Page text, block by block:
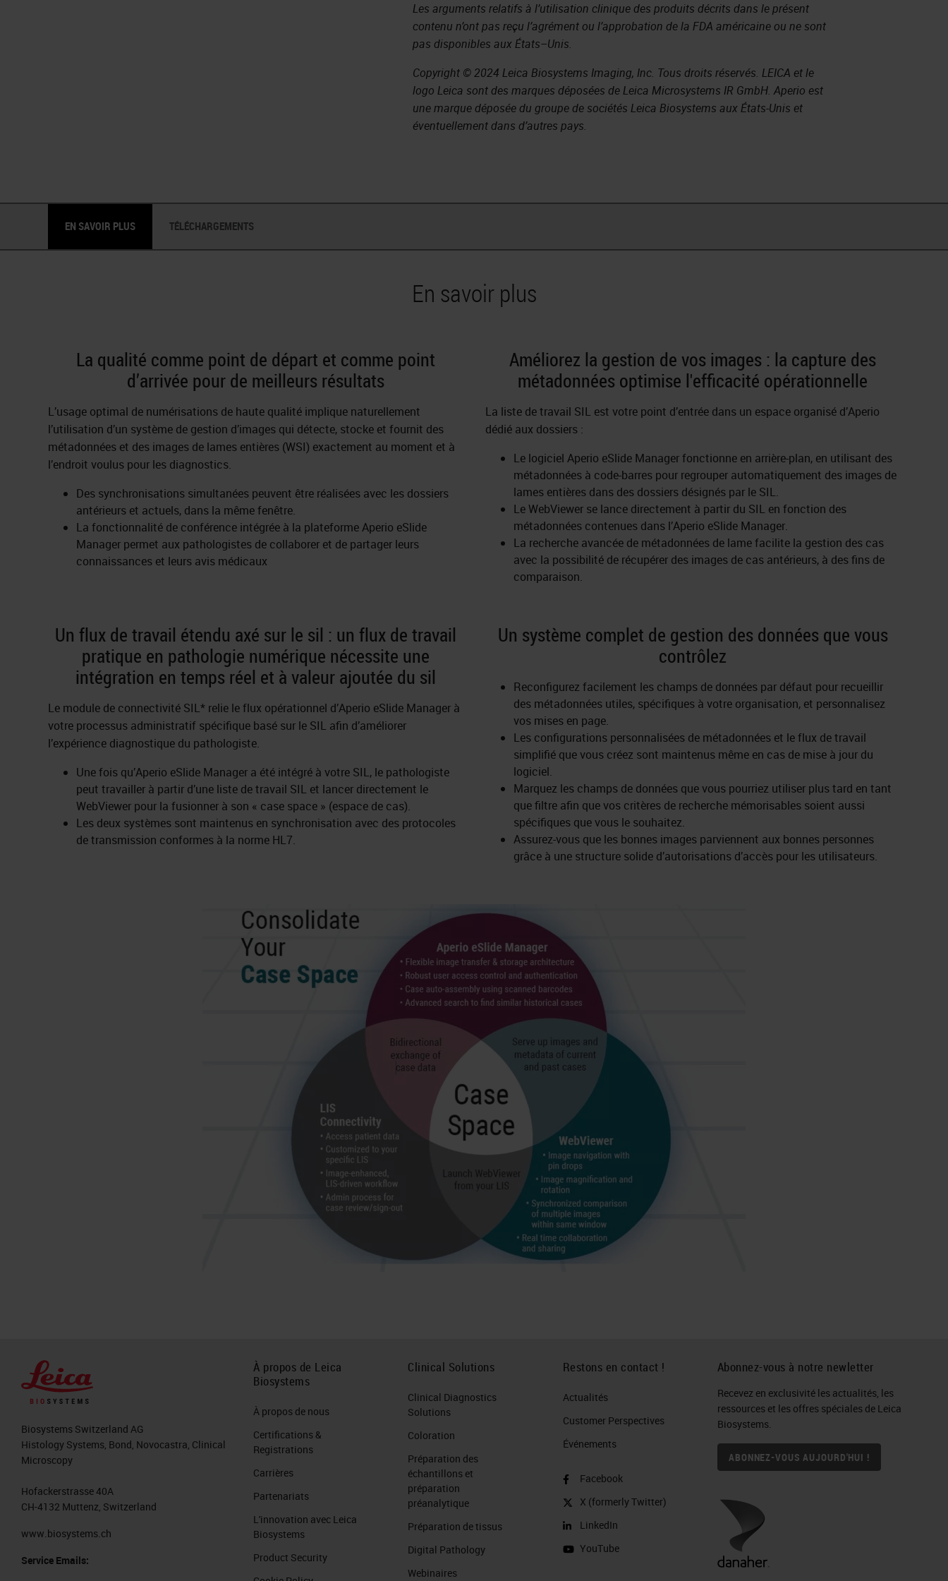
Les arguments relatifs à l’utilisation clinique des produits décrits dans le présent
contenu n’ont pas reçu l’agrément ou l’approbation de la FDA américaine ou ne sont
pas disponibles aux États–Unis.
Copyright © 2024 Leica Biosystems Imaging, Inc. Tous droits réservés. LEICA et le
logo Leica sont des marques déposées de Leica Microsystems IR GmbH. Aperio est
une marque déposée du groupe de sociétés Leica Biosystems aux États-Unis et
éventuellement dans d’autres pays.
EN SAVOIR PLUS TÉLÉCHARGEMENTS
En savoir plus
La qualité comme point de départ et comme point
d’arrivée pour de meilleurs résultats
L’usage optimal de numérisations de haute qualité implique naturellement
l’utilisation d’un système de gestion d’images qui détecte, stocke et fournit des
métadonnées et des images de lames entières (WSI) exactement au moment et à
l’endroit voulus pour les diagnostics.
Des synchronisations simultanées peuvent être réalisées avec les dossiers
antérieurs et actuels, dans la même fenêtre.
La fonctionnalité de conférence intégrée à la plateforme Aperio eSlide
Manager permet aux pathologistes de collaborer et de partager leurs
connaissances et leurs avis médicaux
Améliorez la gestion de vos images : la capture des
métadonnées optimise l'efficacité opérationnelle
La liste de travail SIL est votre point d’entrée dans un espace organisé d’Aperio
dédié aux dossiers :
Le logiciel Aperio eSlide Manager fonctionne en arrière-plan, en utilisant des
métadonnées à code-barres pour regrouper automatiquement des images de
lames entières dans des dossiers désignés par le SIL.
Le WebViewer se lance directement à partir du SIL en fonction des
métadonnées contenues dans l’Aperio eSlide Manager.
La recherche avancée de métadonnées de lame facilite la gestion des cas
avec la possibilité de récupérer des images de cas antérieurs, à des fins de
comparaison.
Un flux de travail étendu axé sur le sil : un flux de travail
pratique en pathologie numérique nécessite une
intégration en temps réel et à valeur ajoutée du sil
Le module de connectivité SIL* relie le flux opérationnel d’Aperio eSlide Manager à
votre processus administratif spécifique basé sur le SIL afin d’améliorer
l’expérience diagnostique du pathologiste.
Une fois qu’Aperio eSlide Manager a été intégré à votre SIL, le pathologiste
peut travailler à partir d’une liste de travail SIL et lancer directement le
WebViewer pour la fusionner à son « case space » (espace de cas).
Les deux systèmes sont maintenus en synchronisation avec des protocoles
de transmission conformes à la norme HL7.
Un système complet de gestion des données que vous
contrôlez
Reconfigurez facilement les champs de données par défaut pour recueillir
des métadonnées utiles, spécifiques à votre organisation, et personnalisez
vos mises en page.
Les configurations personnalisées de métadonnées et le flux de travail
simplifié que vous créez sont maintenus même en cas de mise à jour du
logiciel.
Marquez les champs de données que vous pourriez utiliser plus tard en tant
que filtre afin que vos critères de recherche mémorisables soient aussi
spécifiques que vous le souhaitez.
Assurez-vous que les bonnes images parviennent aux bonnes personnes
grâce à une structure solide d’autorisations d’accès pour les utilisateurs.
Biosystems Switzerland AG
Histology Systems, Bond, Novocastra, Clinical
Microscopy
Hofackerstrasse 40A
CH-4132 Muttenz, Switzerland
www.biosystems.ch
Service Emails:
À propos de Leica
Biosystems
À propos de nous
Certifications &
Registrations
Carrières
Partenariats
L'innovation avec Leica
Biosystems
Product Security
Clinical Solutions
Clinical Diagnostics
Solutions
Coloration
Préparation des
échantillons et
préparation
préanalytique
Préparation de tissus
Digital Pathology
Webinaires
Restons en contact !
Actualités
Customer Perspectives​
Événements
Facebook
X (formerly Twitter)
LinkedIn
YouTube
Abonnez-vous à notre newletter
Recevez en exclusivité les actualités, les
ressources et les offres spéciales de Leica
Biosystems.
ABONNEZ-VOUS AUJOURD'HUI !